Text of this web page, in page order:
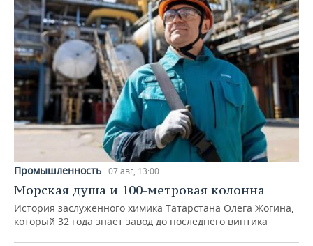
Промышленность 07 авг, 13:00
Морская душа и 100-метровая колонна
История заслуженного химика Татарстана Олега Жогина,
который 32 года знает завод до последнего винтика